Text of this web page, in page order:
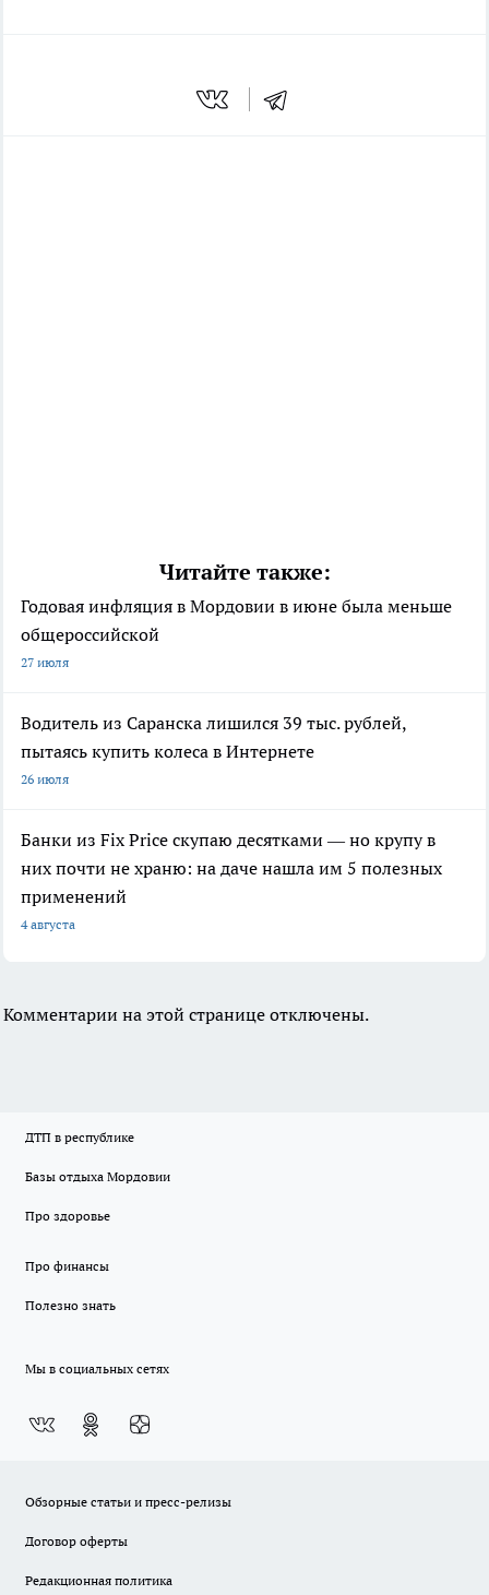
Читайте также:
Годовая инфляция в Мордовии в июне была меньше
общероссийской
27 июля
Водитель из Саранска лишился 39 тыс. рублей,
пытаясь купить колеса в Интернете
26 июля
Банки из Fix Price скупаю десятками — но крупу в
них почти не храню: на даче нашла им 5 полезных
применений
4 августа
Комментарии на этой странице отключены.
ДТП в республике
Базы отдыха Мордовии
Про здоровье
Про финансы
Полезно знать
Мы в социальных сетях
Обзорные статьи и пресс-релизы
Договор оферты
Редакционная политика